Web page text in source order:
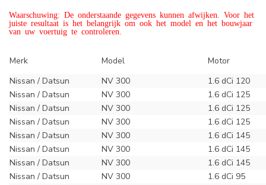
Waarschuwing: De onderstaande gegevens kunnen afwijken. Voor het
juiste resultaat is het belangrijk om ook het model en het bouwjaar
van uw voertuig te controleren.
Merk Model
Motor
Nissan / Datsun
NV 300
1.6 dCi 120
Nissan / Datsun
NV 300
1.6 dCi 125
Nissan / Datsun
NV 300
1.6 dCi 125
Nissan / Datsun
NV 300
1.6 dCi 125
Nissan / Datsun
NV 300
1.6 dCi 145
Nissan / Datsun
NV 300
1.6 dCi 145
Nissan / Datsun
NV 300
1.6 dCi 145
Nissan / Datsun
NV 300
1.6 dCi 95